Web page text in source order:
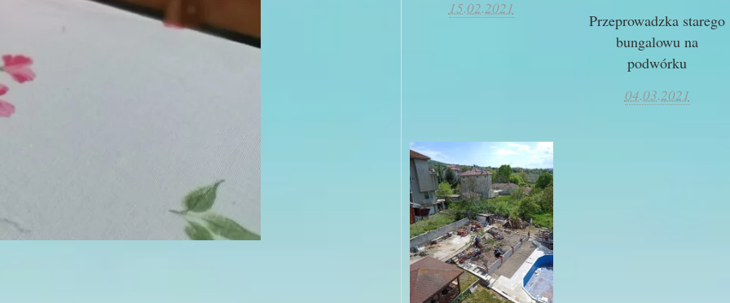
15.02.2021
Przeprowadzka starego
bungalowu na
podwórku
04.03.2021